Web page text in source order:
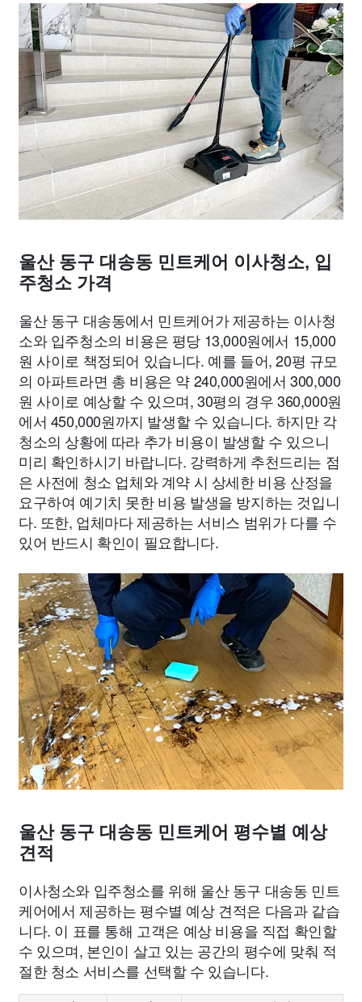
울산 동구 대송동 민트케어 이사청소, 입
주청소 가격
울산 동구 대송동에서 민트케어가 제공하는 이사청
소와 입주청소의 비용은 평당 13,000원에서 15,000
원 사이로 책정되어 있습니다. 예를 들어, 20평 규모
의 아파트라면 총 비용은 약 240,000원에서 300,000
원 사이로 예상할 수 있으며, 30평의 경우 360,000원
에서 450,000원까지 발생할 수 있습니다. 하지만 각
청소의 상황에 따라 추가 비용이 발생할 수 있으니
미리 확인하시기 바랍니다. 강력하게 추천드리는 점
은 사전에 청소 업체와 계약 시 상세한 비용 산정을
요구하여 예기치 못한 비용 발생을 방지하는 것입니
다. 또한, 업체마다 제공하는 서비스 범위가 다를 수
있어 반드시 확인이 필요합니다.
울산 동구 대송동 민트케어 평수별 예상
견적
이사청소와 입주청소를 위해 울산 동구 대송동 민트
케어에서 제공하는 평수별 예상 견적은 다음과 같습
니다. 이 표를 통해 고객은 예상 비용을 직접 확인할
수 있으며, 본인이 살고 있는 공간의 평수에 맞춰 적
절한 청소 서비스를 선택할 수 있습니다.